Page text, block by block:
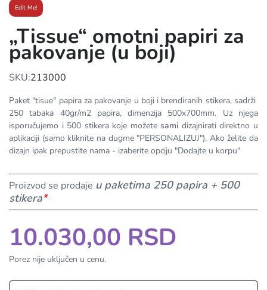
Edit Me!
„Tissue“ omotni papiri za
pakovanje (u boji)
SKU:213000
Paket "tisue" papira za pakovanje u boji i brendiranih stikera, sadrži
250 tabaka 40gr/m2 papira, dimenzija 500x700mm. Uz njega
isporučujemo i 500 stikera koje možete sami dizajnirati direktno u
aplikaciji (samo kliknite na dugme "PERSONALIZUJ"). Ako želite da
dizajn ipak prepustite nama - izaberite opciju "Dodajte u korpu"
Proizvod se prodaje u paketima 250 papira + 500
stikera*
10.030,00 RSD
Porez nije uključen u cenu.